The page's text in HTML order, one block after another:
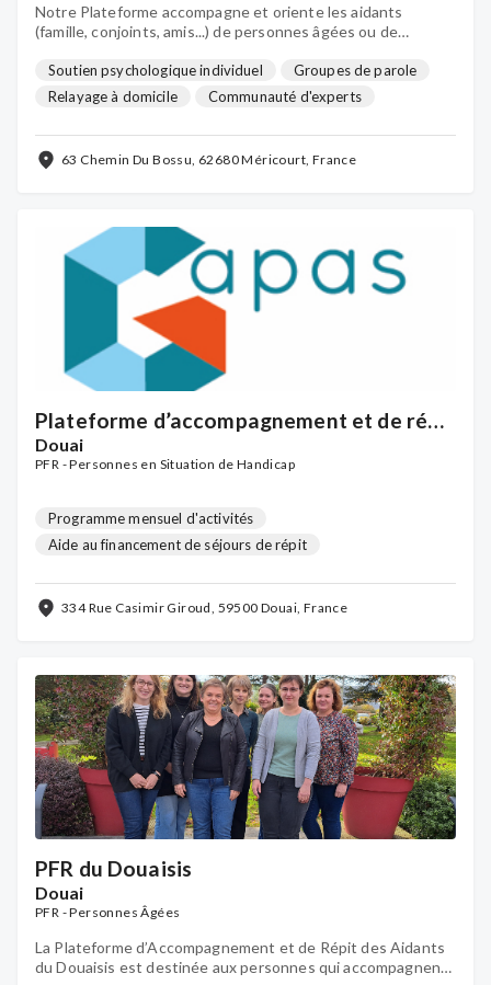
Notre Plateforme accompagne et oriente les aidants
(famille, conjoints, amis...) de personnes âgées ou de
(Alzheimer, Parkinson, SEP...) sur le territoire de Lens-Liévin.
Soutien psychologique individuel
Groupes de parole
Relayage à domicile
Communauté d'experts
...
63 Chemin Du Bossu, 62680 Méricourt, France
Plateforme d’accompagnement et de répit
- Aidants de personnes en situation de
handicap dans le Douaisis - GAPAS
Douai
PFR - Personnes en Situation de Handicap
Programme mensuel d'activités
Aide au financement de séjours de répit
Relayage à domicile
334 Rue Casimir Giroud, 59500 Douai, France
PFR du Douaisis
Douai
PFR - Personnes Âgées
La Plateforme d’Accompagnement et de Répit des Aidants
du Douaisis est destinée aux personnes qui accompagnent